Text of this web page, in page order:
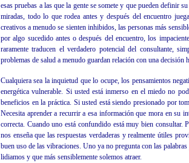
esas pruebas a las que la gente se somete y que pueden definir
miradas, todo lo que rodea antes y después del encuentro
creativos a menudo se sienten inhibidos, las personas más
por algo sucedido antes o después del encuentro, los
raramente traducen el verdadero potencial del consultante,
problemas de salud a menudo guardan relación con una decisión
Cualquiera sea la inquietud que lo ocupe, los pensamientos
energética vulnerable. Si usted está inmerso en el miedo no
beneficios en la práctica. Si usted está siendo presionado por
Necesita aprender a recurrir a esa información que mora en su
correcta. Cuando uno está confundido está muy bien consultar.
nos enseña que las respuestas verdaderas y realmente útiles
buen uso de las vibraciones. Uno ya no pregunta con las
lidiamos y que más sensiblemente solemos atraer.